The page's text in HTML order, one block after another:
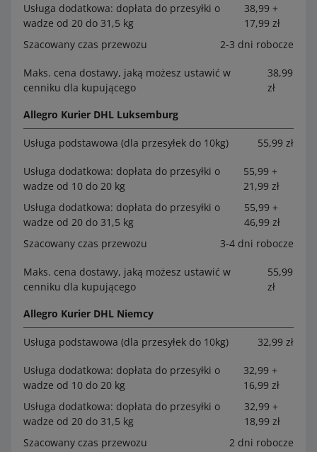
Usługa dodatkowa: dopłata do przesyłki o
wadze od 20 do 31,5 kg
38,99 +
17,99 zł
Szacowany czas przewozu
2-3 dni robocze
Maks. cena dostawy, jaką możesz ustawić w
cenniku dla kupującego
38,99
zł
Allegro Kurier DHL Luksemburg
Usługa podstawowa (dla przesyłek do 10kg) 55,99 zł
Usługa dodatkowa: dopłata do przesyłki o
wadze od 10 do 20 kg
55,99 +
21,99 zł
Usługa dodatkowa: dopłata do przesyłki o
wadze od 20 do 31,5 kg
55,99 +
46,99 zł
Szacowany czas przewozu
3-4 dni robocze
Maks. cena dostawy, jaką możesz ustawić w
cenniku dla kupującego
55,99
zł
Allegro Kurier DHL Niemcy
Usługa podstawowa (dla przesyłek do 10kg) 32,99 zł
Usługa dodatkowa: dopłata do przesyłki o
wadze od 10 do 20 kg
32,99 +
16,99 zł
Usługa dodatkowa: dopłata do przesyłki o
wadze od 20 do 31,5 kg
32,99 +
18,99 zł
Szacowany czas przewozu
2 dni robocze